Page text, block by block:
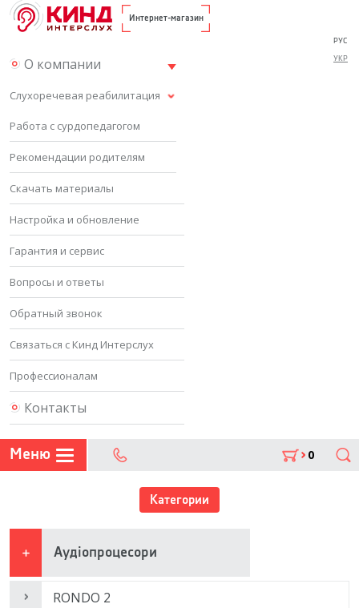
Интернет-магазин
О компании
Слухоречевая реабилитация
Работа с сурдопедагогом
Рекомендации родителям
Скачать материалы
Настройка и обновление
Гарантия и сервис
Вопросы и ответы
Обратный звонок
Связаться с Кинд Интерслух
Профессионалам
Контакты
РУС
УКР
302 07 75
Меню 0
Категории
Аудіопроцесори
RONDO 2